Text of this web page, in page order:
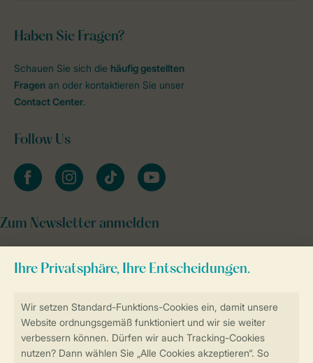
Sicher und schnell zur Online-Buchung
Haben Sie Fragen?
Schauen Sie sich die häufig gestellten
Fragen an oder kontaktieren Sie unser
Contact Center.
Follow Us
facebookinstagramtiktok youtube
Zum Newsletter anmelden